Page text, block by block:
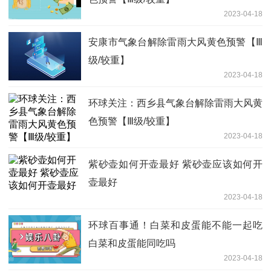
2023-04-18
安康市气象台解除雷雨大风黄色预警【Ⅲ
级/较重】
2023-04-18
环球关注：西乡县气象台解除雷雨大风黄
色预警【Ⅲ级/较重】
2023-04-18
紫砂壶如何开壶最好 紫砂壶应该如何开
壶最好
2023-04-18
环球百事通！白菜和皮蛋能不能一起吃
白菜和皮蛋能同吃吗
2023-04-18